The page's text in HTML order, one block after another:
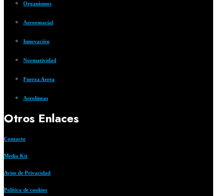
Organismos
Aeroespacial
Innovación
Normatividad
Fuerza Aerea
Aerolíneas
Otros Enlaces
Contacto
Media Kit
Aviso de Privacidad
Política de cookies